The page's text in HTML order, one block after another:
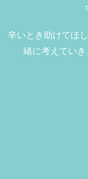
辛いとき助けてほ
緒に考えてい